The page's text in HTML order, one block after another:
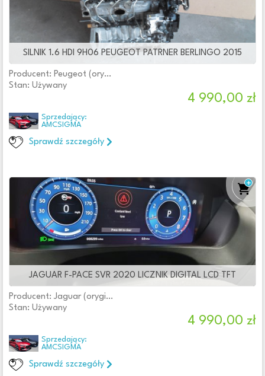
SILNIK 1.6 HDI 9H06 PEUGEOT PATRNER BERLINGO 2015
Producent: Peugeot (oryginalne OE)
Stan: Używany
4 990,00 zł
Sprzedający:
AMCSIGMA
Sprawdź szczegóły
JAGUAR F-PACE SVR 2020 LICZNIK DIGITAL LCD TFT
Producent: Jaguar (oryginalne OE)
Stan: Używany
4 990,00 zł
Sprzedający:
AMCSIGMA
Sprawdź szczegóły